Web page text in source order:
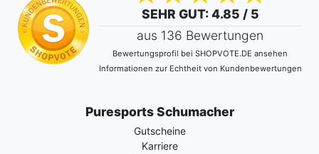
SEHR GUT: 4.85 / 5
aus 136 Bewertungen
Bewertungsprofil bei SHOPVOTE.DE ansehen
Informationen zur Echtheit von Kundenbewertungen
Puresports Schumacher
Gutscheine
Karriere